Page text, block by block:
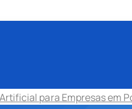
para Empresas em